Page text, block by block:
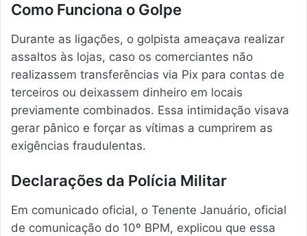
Como Funciona o Golpe
Durante as ligações, o golpista ameaçava realizar
assaltos às lojas, caso os comerciantes não
realizassem transferências via Pix para contas de
terceiros ou deixassem dinheiro em locais
previamente combinados. Essa intimidação visava
gerar pânico e forçar as vítimas a cumprirem as
exigências fraudulentas.
Declarações da Polícia Militar
Em comunicado oficial, o Tenente Januário, oficial
de comunicação do 10º BPM, explicou que essa